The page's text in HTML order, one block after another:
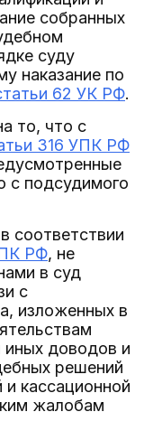
собранных
суду
наказание по
62 УК РФ.
то, что с
316 УПК РФ
с подсудимого
соответствии
РФ, не
в суд
с
изложенных в
иных доводов и
решений
и кассационной
жалобам